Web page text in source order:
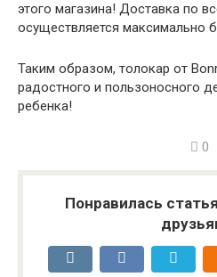
этого магазина! Доставка по
осуществляется максимально
Таким образом, толокар от
радостного и пользоносного
ребенка!
0
Понравилась